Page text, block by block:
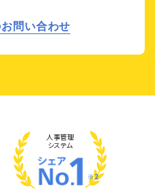
問い合わせ
人事管理
システム
※2